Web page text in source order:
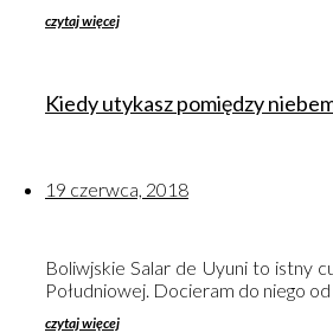
czytaj więcej
Kiedy utykasz pomiędzy
19 czerwca, 2018
Boliwjskie Salar de Uyuni to istny
Południowej. Docieram do niego
czytaj więcej